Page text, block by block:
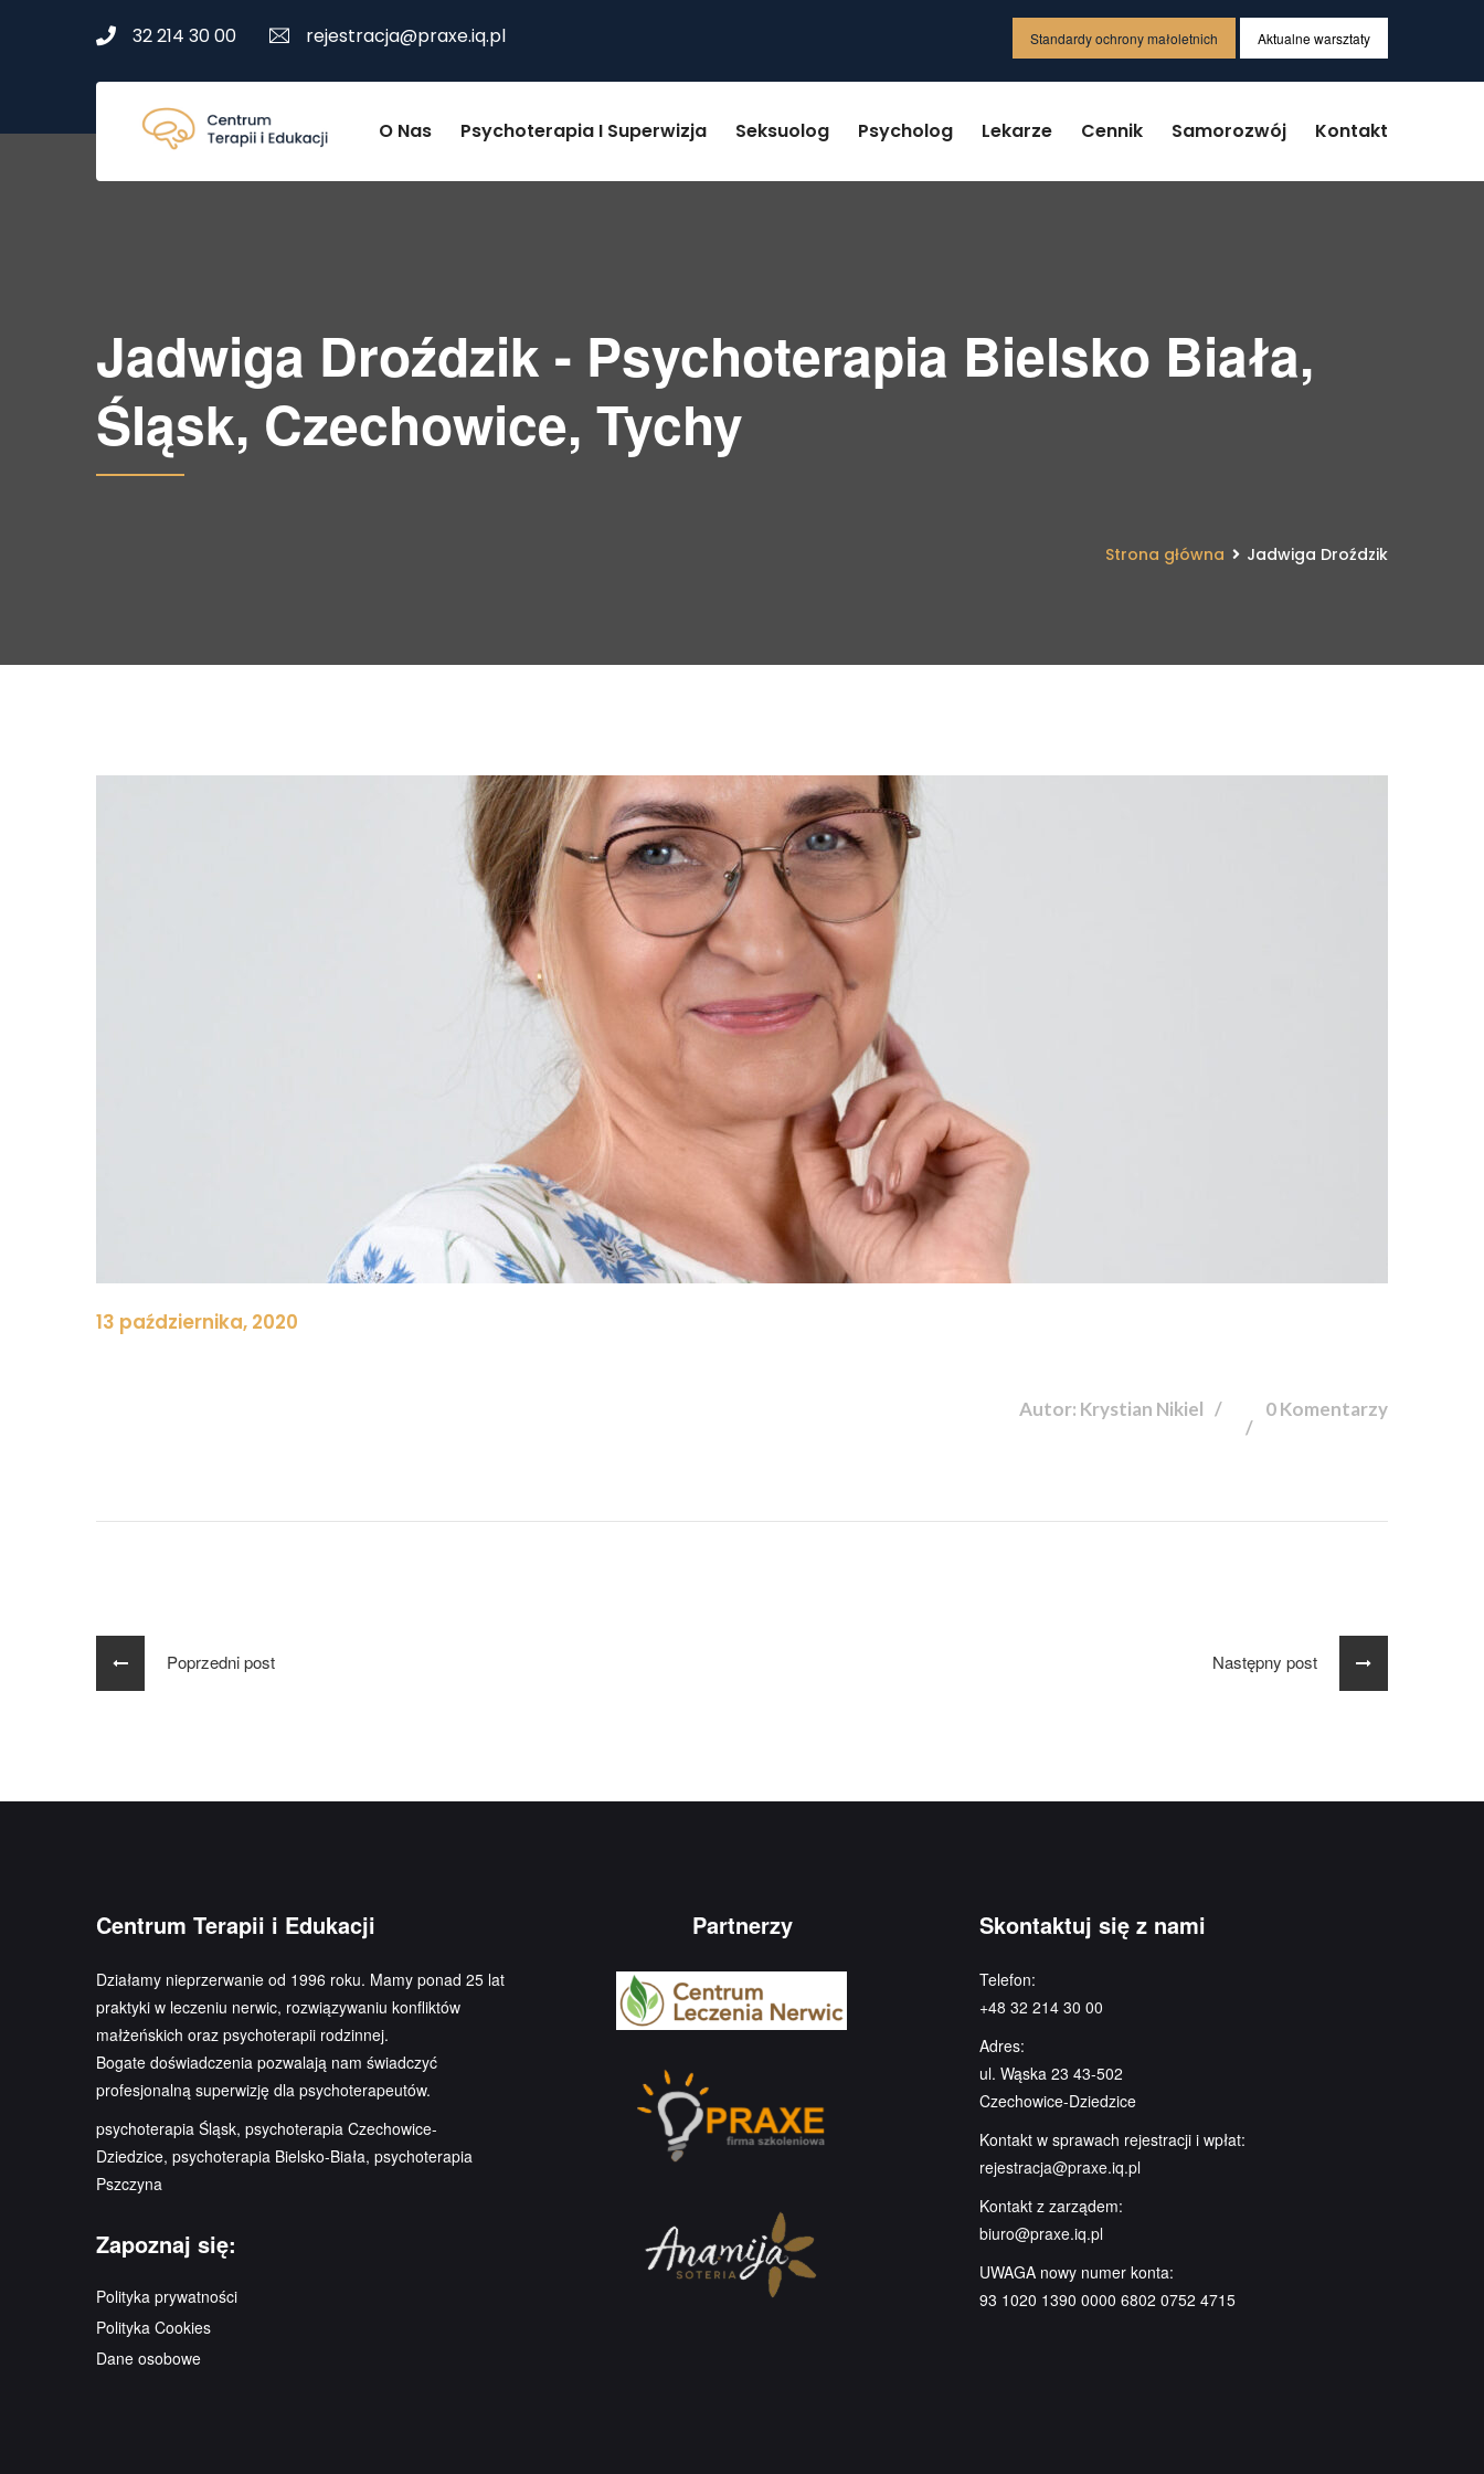
32 214 30 00 rejestracja@praxe.iq.pl Standardy ochrony małoletnich Aktualne warsztaty
O Nas Psychoterapia I Superwizja Seksuolog Psycholog Lekarze Cennik Samorozwój Kontakt
Jadwiga Droździk - Psychoterapia Bielsko Biała,
Śląsk, Czechowice, Tychy
Strona główna Jadwiga Droździk
13 października, 2020
Autor: Krystian Nikiel 0 Komentarzy
Poprzedni post Następny post
Centrum Terapii i Edukacji
Działamy nieprzerwanie od 1996 roku. Mamy ponad 25 lat
praktyki w leczeniu nerwic, rozwiązywaniu konfliktów
małżeńskich oraz psychoterapii rodzinnej.
Bogate doświadczenia pozwalają nam świadczyć
profesjonalną superwizję dla psychoterapeutów.
psychoterapia Śląsk, psychoterapia Czechowice-
Dziedzice, psychoterapia Bielsko-Biała, psychoterapia
Pszczyna
Zapoznaj się:
Polityka prywatności
Polityka Cookies
Dane osobowe
Partnerzy Skontaktuj się z nami
Telefon:
+48 32 214 30 00
Adres:
ul. Wąska 23 43-502
Czechowice-Dziedzice
Kontakt w sprawach rejestracji i wpłat:
rejestracja@praxe.iq.pl
Kontakt z zarządem:
biuro@praxe.iq.pl
UWAGA nowy numer konta:
93 1020 1390 0000 6802 0752 4715